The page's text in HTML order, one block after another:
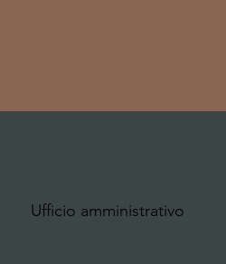
Ufficio amministrativo